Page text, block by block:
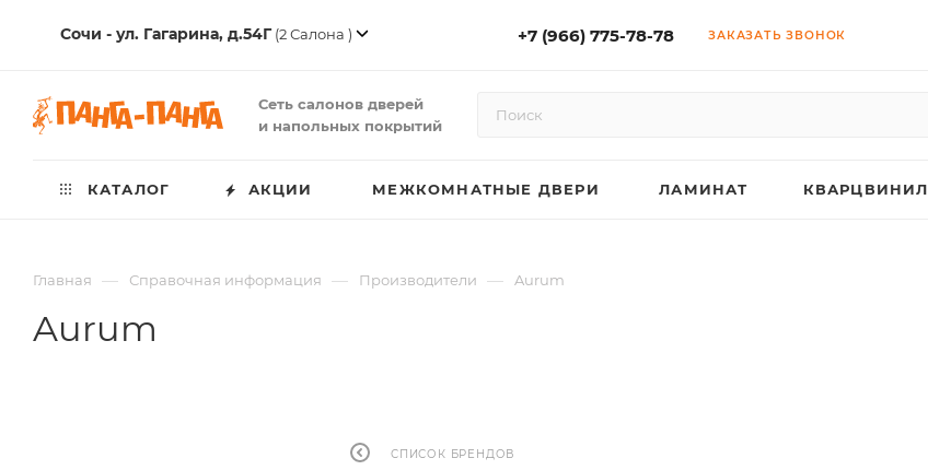
Сочи - ул. Гагарина, д.54Г(2 Салона ) +7 (966) 775-78-78 ЗАКАЗАТЬ ЗВОНОК
Сеть салонов дверей
и напольных покрытий
КАТАЛОГ АКЦИИ МЕЖКОМНАТНЫЕ ДВЕРИ ЛАМИНАТ КВАРЦВИНИЛ
Главная — Справочная информация — Производители — Aurum
Aurum
СПИСОК БРЕНДОВ